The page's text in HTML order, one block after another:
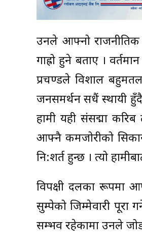
उनले आफ्नो राजनीतिक
गाह्रो हुने बताए ।
प्रचण्डले विशाल
जनसमर्थन सधैं स्थायी
हामी यही संसद्मा करिब
आफ्नै कमजोरीको
नि:शर्त हुन्छ । त्यो
विपक्षी दलका रूपमा
सुम्पेको जिम्मेवारी पूरा
सम्भव रहेकामा उनले